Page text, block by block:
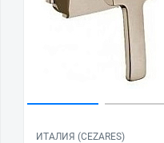
ИТАЛИЯ (CEZARES)